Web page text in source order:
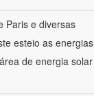
Paris e diversas
esteio as energias
de energia solar